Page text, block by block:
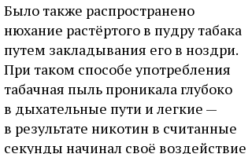
Было также распространено
нюхание растёртого в пудру табака
путем закладывания его в ноздри.
При таком способе употребления
табачная пыль проникала глубоко
в дыхательные пути и легкие —
в результате никотин в считанные
секунды начинал своё воздействие